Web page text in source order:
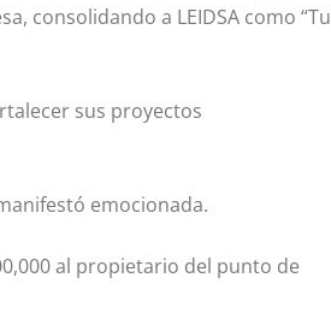
consolidando a LEIDSA como “Tu
sus proyectos
emocionada.
al propietario del punto de